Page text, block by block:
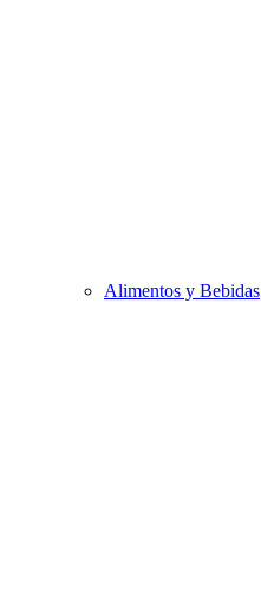
Alimentos y Bebidas